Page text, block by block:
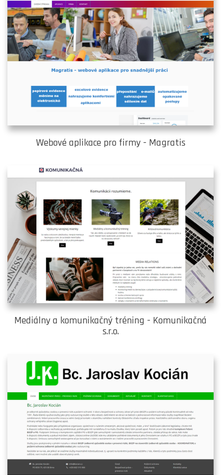
Webové aplikace pro firmy - Magratis
Mediálny a komunikačný tréning - Komunikačná
s.r.o.